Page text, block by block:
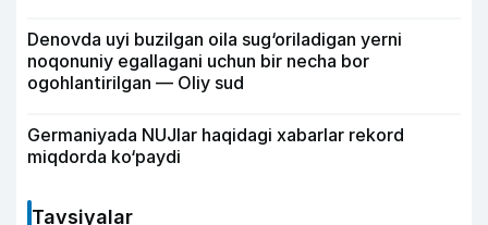
Denovda uyi buzilgan oila sug‘oriladigan yerni
noqonuniy egallagani uchun bir necha bor
ogohlantirilgan — Oliy sud
Germaniyada NUJlar haqidagi xabarlar rekord
miqdorda ko‘paydi
Tavsiyalar